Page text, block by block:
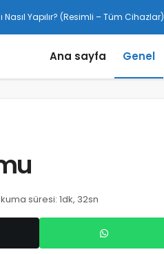
Yapılır? (Resimli – Tüm Cihazlar)
Ana sayfa Genel
süresi: 1dk, 32sn